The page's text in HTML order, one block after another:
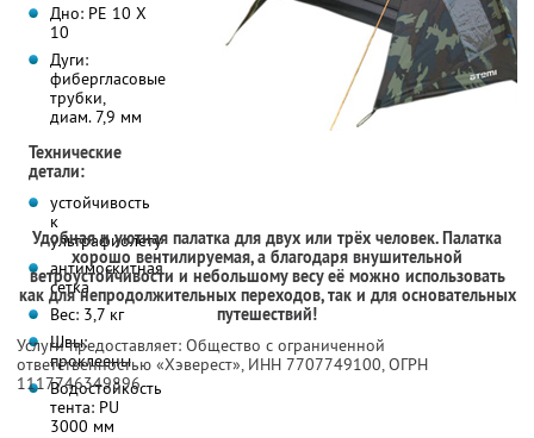
Дно: PE 10 X
10
Дуги:
фибергласовые
трубки,
диам. 7,9 мм
Технические
детали:
устойчивость
к
ультрафиолету
антимоскитная
сетка
Вес: 3,7 кг
Швы:
проклеены
Водостойкость
тента: PU
3000 мм
Удобная и уютная палатка для двух или трёх человек. Палатка
хорошо вентилируемая, а благодаря внушительной
ветроустойчивости и небольшому весу её можно использовать
как для непродолжительных переходов, так и для основательных
путешествий!
Услуги предоставляет: Общество с ограниченной
ответственностью «Хэверест», ИНН 7707749100, ОГРН
1117746349896